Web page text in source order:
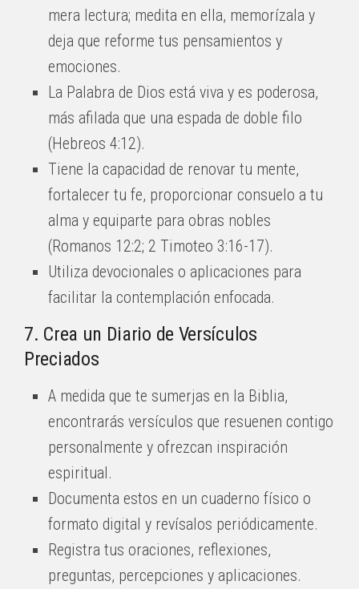
mera lectura; medita en ella, memorízala y
deja que reforme tus pensamientos y
emociones.
La Palabra de Dios está viva y es poderosa,
más afilada que una espada de doble filo
(Hebreos 4:12).
Tiene la capacidad de renovar tu mente,
fortalecer tu fe, proporcionar consuelo a tu
alma y equiparte para obras nobles
(Romanos 12:2; 2 Timoteo 3:16-17).
Utiliza devocionales o aplicaciones para
facilitar la contemplación enfocada.
7. Crea un Diario de Versículos
Preciados
A medida que te sumerjas en la Biblia,
encontrarás versículos que resuenen contigo
personalmente y ofrezcan inspiración
espiritual.
Documenta estos en un cuaderno físico o
formato digital y revísalos periódicamente.
Registra tus oraciones, reflexiones,
preguntas, percepciones y aplicaciones.